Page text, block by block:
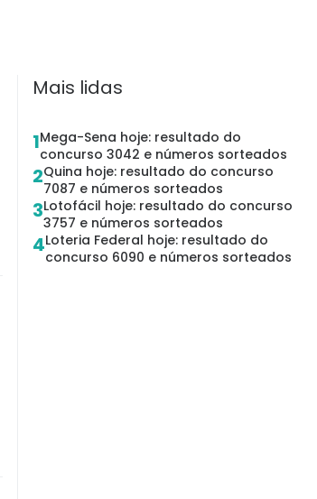
Mais lidas
1Mega-Sena hoje: resultado do
concurso 3042 e números sorteados
2Quina hoje: resultado do concurso
7087 e números sorteados
3Lotofácil hoje: resultado do concurso
3757 e números sorteados
4Loteria Federal hoje: resultado do
concurso 6090 e números sorteados